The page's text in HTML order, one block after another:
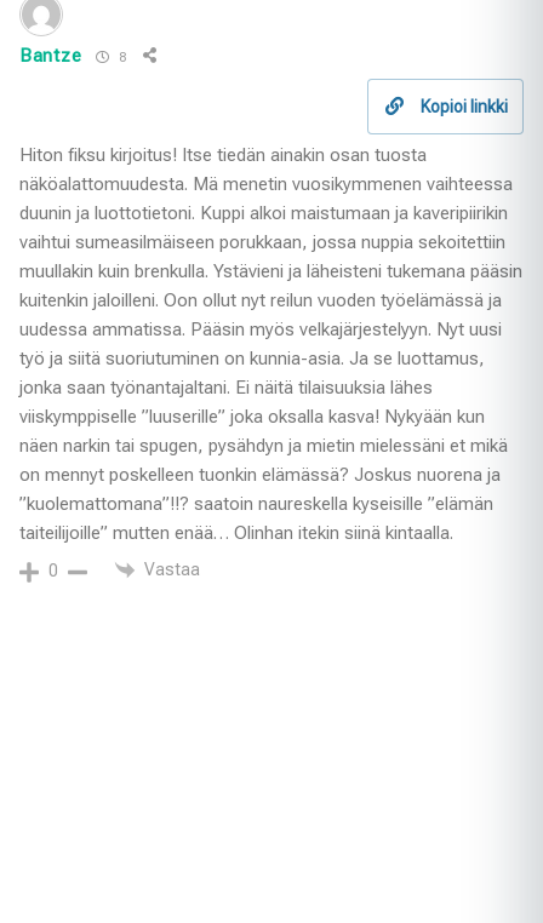
Bantze 8
Kopioi linkki
Hiton fiksu kirjoitus! Itse tiedän ainakin osan tuosta
näköalattomuudesta. Mä menetin vuosikymmenen vaihteessa
duunin ja luottotietoni. Kuppi alkoi maistumaan ja kaveripiirikin
vaihtui sumeasilmäiseen porukkaan, jossa nuppia sekoitettiin
muullakin kuin brenkulla. Ystävieni ja läheisteni tukemana pääsin
kuitenkin jaloilleni. Oon ollut nyt reilun vuoden työelämässä ja
uudessa ammatissa. Pääsin myös velkajärjestelyyn. Nyt uusi
työ ja siitä suoriutuminen on kunnia-asia. Ja se luottamus,
jonka saan työnantajaltani. Ei näitä tilaisuuksia lähes
viiskymppiselle ”luuserille” joka oksalla kasva! Nykyään kun
näen narkin tai spugen, pysähdyn ja mietin mielessäni et mikä
on mennyt poskelleen tuonkin elämässä? Joskus nuorena ja
”kuolemattomana”!!? saatoin naureskella kyseisille ”elämän
taiteilijoille” mutten enää… Olinhan itekin siinä kintaalla.
0 Vastaa